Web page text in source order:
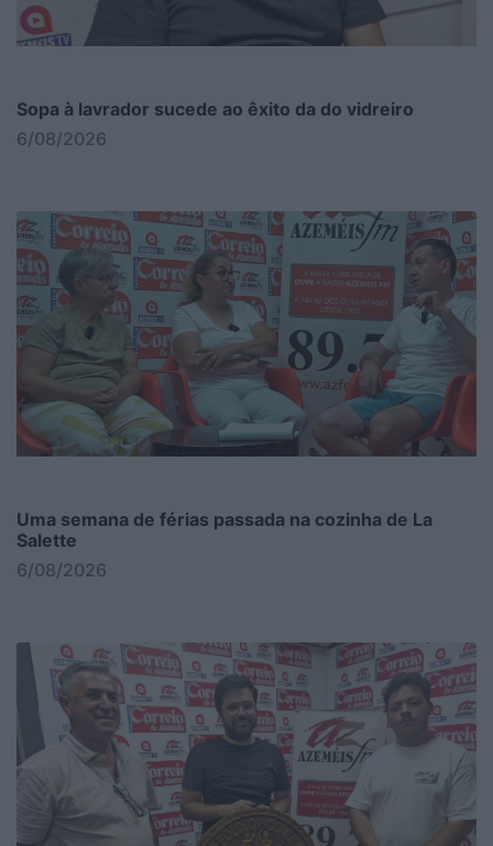
Sopa à lavrador sucede ao êxito da do vidreiro
6/08/2026
Uma semana de férias passada na cozinha de La
Salette
6/08/2026